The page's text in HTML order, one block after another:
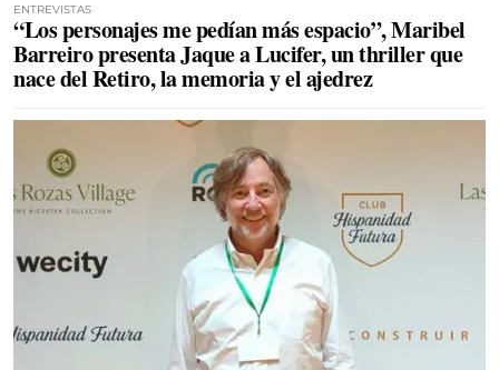
ENTREVISTAS
“Los personajes me pedían más espacio”, Maribel
Barreiro presenta Jaque a Lucifer, un thriller que
nace del Retiro, la memoria y el ajedrez